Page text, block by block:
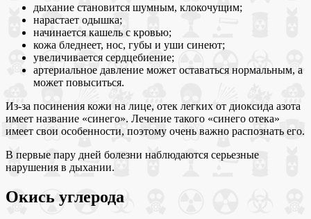
дыхание становится шумным, клокочущим;
нарастает одышка;
начинается кашель с кровью;
кожа бледнеет, нос, губы и уши синеют;
увеличивается сердцебиение;
артериальное давление может оставаться нормальным, а
может повыситься.
Из-за посинения кожи на лице, отек легких от диоксида азота
имеет название «синего». Лечение такого «синего отека»
имеет свои особенности, поэтому очень важно распознать его.
В первые пару дней болезни наблюдаются серьезные
нарушения в дыхании.
Окись углерода